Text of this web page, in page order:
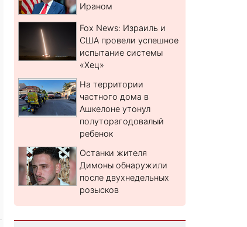
Ираном
Fox News: Израиль и
США провели успешное
испытание системы
«Хец»
На территории
частного дома в
Ашкелоне утонул
полуторагодовалый
ребенок
Останки жителя
Димоны обнаружили
после двухнедельных
розысков